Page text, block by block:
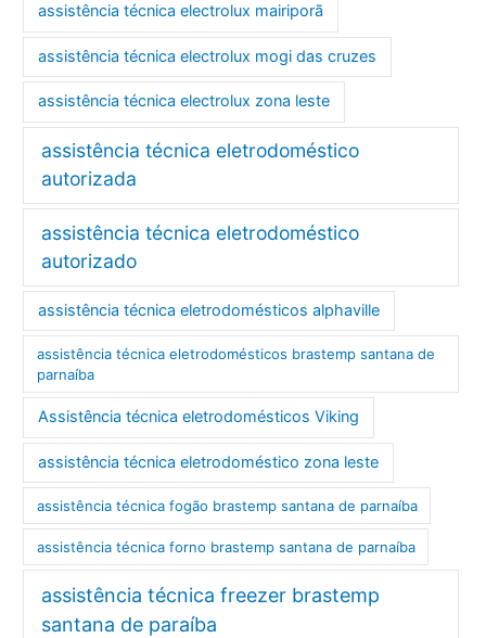
assistência técnica electrolux mairiporã
assistência técnica electrolux mogi das cruzes
assistência técnica electrolux zona leste
assistência técnica eletrodoméstico
autorizada
assistência técnica eletrodoméstico
autorizado
assistência técnica eletrodomésticos alphaville
assistência técnica eletrodomésticos brastemp santana de
parnaíba
Assistência técnica eletrodomésticos Viking
assistência técnica eletrodoméstico zona leste
assistência técnica fogão brastemp santana de parnaíba
assistência técnica forno brastemp santana de parnaíba
assistência técnica freezer brastemp
santana de paraíba